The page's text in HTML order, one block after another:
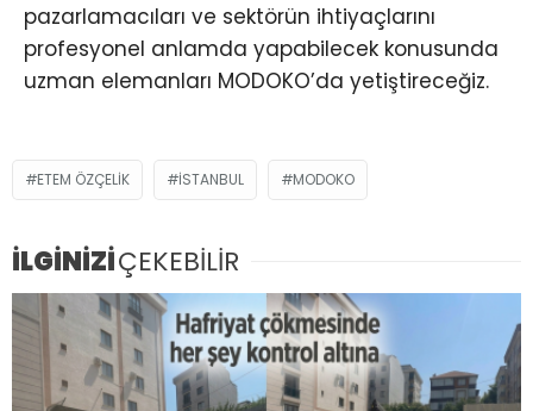
pazarlamacıları ve sektörün ihtiyaçlarını
profesyonel anlamda yapabilecek konusunda
uzman elemanları MODOKO’da yetiştireceğiz.
ETEM ÖZÇELİK İSTANBUL MODOKO
İLGİNİZİÇEKEBİLİR